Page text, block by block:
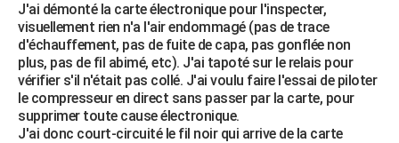
Bricolage
Lifestyle
Culture
Sport
Auto
Television
Voyage
Cinema
J'ai démonté la carte électronique pour l'inspecter,
visuellement rien n'a l'air endommagé (pas de trace
d'échauffement, pas de fuite de capa, pas gonflée non
plus, pas de fil abimé, etc). J'ai tapoté sur le relais pour
vérifier s'il n'était pas collé. J'ai voulu faire l'essai de piloter
le compresseur en direct sans passer par la carte, pour
supprimer toute cause électronique.
J'ai donc court-circuité le fil noir qui arrive de la carte